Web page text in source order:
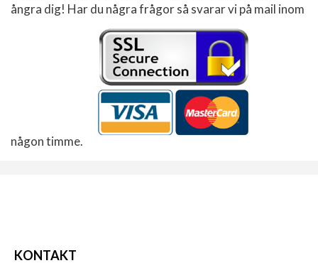
ångra dig! Har du några frågor så svarar vi på mail inom
någon timme.
KONTAKT